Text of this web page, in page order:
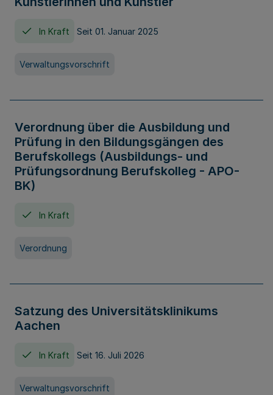
In Kraft Seit 01. Januar 2025
Verwaltungsvorschrift
Verordnung über die Ausbildung und
Prüfung in den Bildungsgängen des
Berufskollegs (Ausbildungs- und
Prüfungsordnung Berufskolleg - APO-
BK)
In Kraft
Verordnung
Satzung des Universitätsklinikums
Aachen
In Kraft Seit 16. Juli 2026
Verwaltungsvorschrift